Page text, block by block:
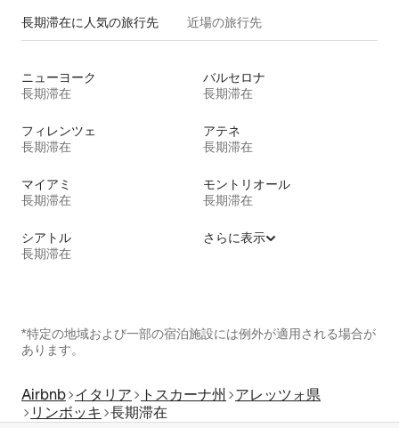
長期滞在に人気の旅行先 近場の旅行先
ニューヨーク
長期滞在
バルセロナ
長期滞在
フィレンツェ
長期滞在
アテネ
長期滞在
マイアミ
長期滞在
モントリオール
長期滞在
シアトル
長期滞在
さらに表示
*特定の地域および一部の宿泊施設には例外が適用される場合が
あります。
Airbnb イタリア トスカーナ州
アレッツォ県
リンボッキ 長期滞在